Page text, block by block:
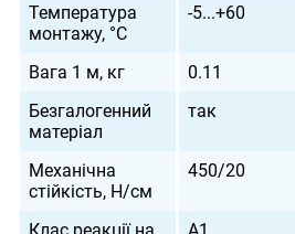
Температура
монтажу, °С
-5...+60
Вага 1 м, кг
0.11
Безгалогенний
матеріал
так
Механічна
стійкість, Н/см
450/20
Клас реакції на
A1